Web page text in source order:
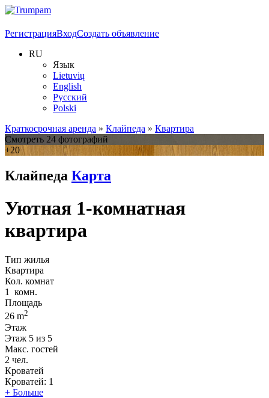
РегистрацияВходСоздать объявление
RU
Язык
Lietuvių
English
Русский
Polski
Краткосрочная аренда » Клайпеда » Квартира
Смотреть 24 фотографий
+20
Клайпеда Карта
Уютная 1-комнатная
квартира
Тип жилья
Квартира
Кол. комнат
1
комн.
Площадь
26 m2
Этаж
Этаж 5 из 5
Макс. гостей
2 чел.
Кроватей
Кроватей: 1
+ Больше